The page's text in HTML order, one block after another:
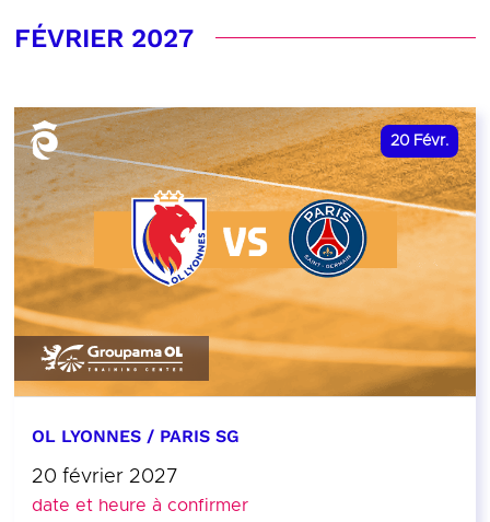
FÉVRIER 2027
20 Févr.
OL LYONNES / PARIS SG
20 février 2027
date et heure à confirmer